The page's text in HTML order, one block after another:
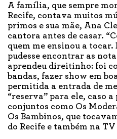
A família, que sempre
Recife, contava muitos
primos e sua mãe, Ana
cantora antes de casar.
quem me ensinou a
pudesse encontrar as
aprendeu direitinho: foi
bandas, fazer show em
permitida a entrada de
“reserva” para ele, caso
conjuntos como Os
Os Bambinos, que
do Recife e também na